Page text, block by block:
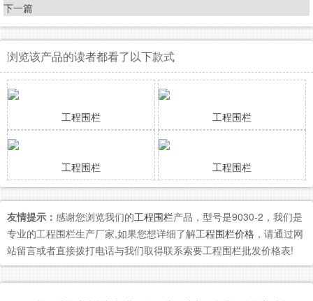
下一篇
浏览该产品的读者都看了以下款式
工程围栏 工程围栏
工程围栏 工程围栏
友情提示： 感谢您浏览我们的工程围栏产品，型号是9030-2，我们是
专业的工程围栏生产厂家,如果您想详细了解工程围栏价格 ，请通过网
站留言或者直接拨打电话与我们取得联系索要工程围栏批发价格表!